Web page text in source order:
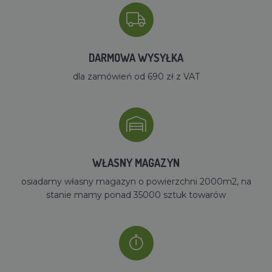
DARMOWA WYSYŁKA
dla zamówień od 690 zł z VAT
WŁASNY MAGAZYN
osiadamy własny magazyn o powierzchni 2000m2, na
stanie mamy ponad 35000 sztuk towarów